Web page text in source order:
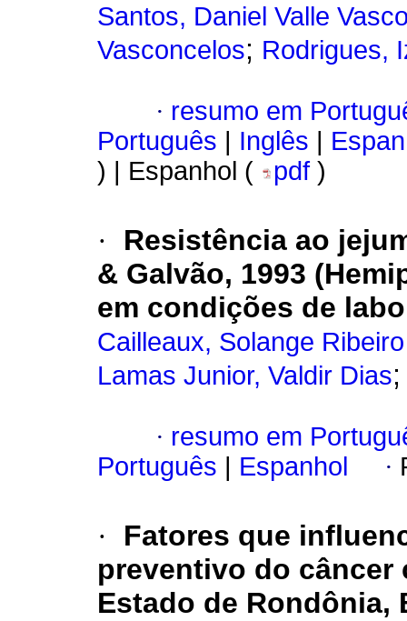
Santos, Daniel Valle
Vasconcelos; Rodrigues,
· resumo em
Português
Inglês
) | Espanhol (
pdf )
·
Resistência ao
& Galvão, 1993
em condições de
Cailleaux, Solange
Lamas Junior, Valdir Dias
· resumo em
Português
Espanhol ·
·
Fatores que
preventivo do câncer
Estado de Rondônia,